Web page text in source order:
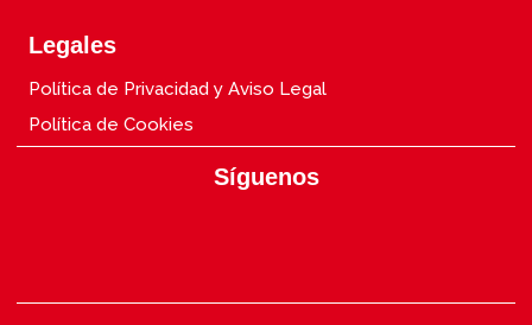
Legales
Política de Privacidad y Aviso Legal
Política de Cookies
Síguenos